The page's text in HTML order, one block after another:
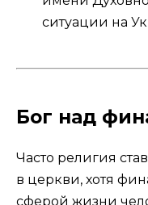
ситуации на
Бог над
Часто религия
в церкви, хотя
сферой жизни